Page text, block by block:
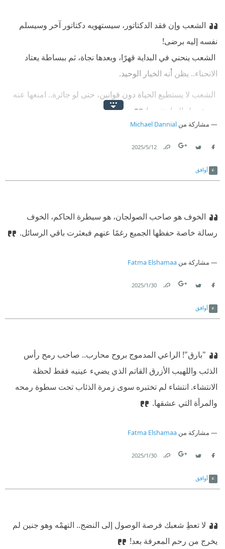
الشعب وإن فقد الدكتاتور، سيستهويه دكتاتور آخر وسيسلم
نفسه إليه برضى!
‫ الشعب ينحني في البداية قهرًا، وبعدها نجاة، ثم ببساطة يعتاد
الانحناء.. يظن أنه الخيار الوحيد.
‫ الشعب لا يستطيع الحياة دون قوانين، حتى لو جائرة.. امنعها عنه
وسيتوسل إليها بنفسه!
مشاركة من Michael Dannial
12‏/5‏/2025
أوافق
الخوف هو صاحب الصولجان، هو سيطرة الحاكم، الخوف
رسالة خاصة حفظها الجميع رغمًا عنهم فبعثرت باقي الرسائل.
مشاركة من Fatma Elshamaa
30‏/1‏/2025
أوافق
"بارق"! الراعي المدموج بروح محارب.. صاحب رمح رأس
الذئب واللهيب الأزرق القاتم الذي يضيء عينيه فقط لحظة
الانتشاء. انتشاء لم تختبره سوى زمرة الذئاب تحت سطوة رمحه
والمرأة التي عشقها.
مشاركة من Fatma Elshamaa
30‏/1‏/2025
أوافق
لا تعطِ شعبك فرصة الوصول إلى النضج.. التهمْه وهو جنين لم
يخرج من رحم المعرفة بعد!